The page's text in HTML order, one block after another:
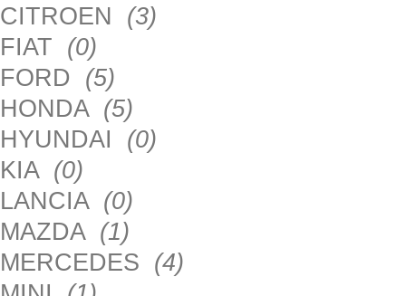
CITROEN (3)
FIAT (0)
FORD (5)
HONDA (5)
HYUNDAI (0)
KIA (0)
LANCIA (0)
MAZDA (1)
MERCEDES (4)